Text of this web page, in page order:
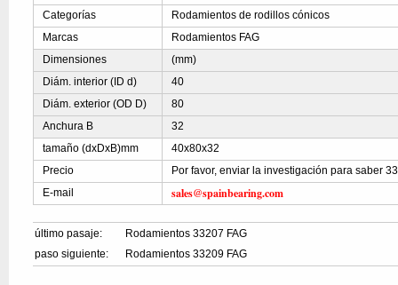
Categorías
Rodamientos de rodillos cónicos
Marcas
Rodamientos FAG
Dimensiones
(mm)
Diám. interior (ID d)
40
Diám. exterior (OD D)
80
Anchura B
32
tamaño (dxDxB)mm
40x80x32
Precio
Por favor, enviar la investigación para saber
E-mail
sales@spainbearing.com
último pasaje:
Rodamientos 33207 FAG
paso siguiente:
Rodamientos 33209 FAG